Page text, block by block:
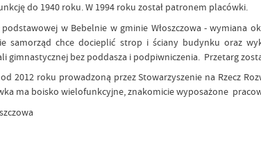
do 1940 roku. W 1994 roku został patronem placówki.
w Bebelnie w gminie Włoszczowa - wymiana
samorząd chce docieplić strop i ściany budynku oraz
gimnastycznej bez poddasza i podpiwniczenia. Przetarg
od 2012 roku prowadzoną przez Stowarzyszenie na Rzecz
ma boisko wielofunkcyjne, znakomicie wyposażone